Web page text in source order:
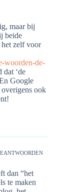
maar bij
beide
zelf voor
woorden-de-
dat ‘de
Google
ook
dan “het
te maken